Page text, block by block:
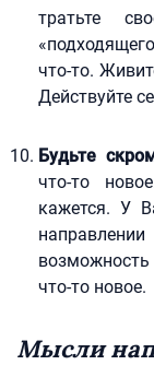
тратьте
что-то.
Действуйте
Будьте
что-то
кажется. У
возможность
что-то новое.
Мысли